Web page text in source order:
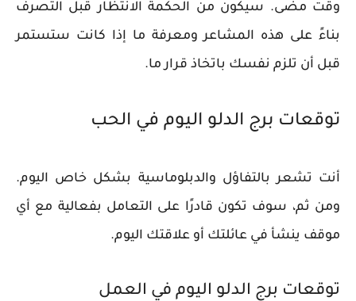
وقت مضى. سيكون من الحكمة الانتظار قبل التصرف
بناءً على هذه المشاعر ومعرفة ما إذا كانت ستستمر
قبل أن تلزم نفسك باتخاذ قرار ما.
توقعات برج الدلو اليوم في الحب
أنت تشعر بالتفاؤل والدبلوماسية بشكل خاص اليوم.
ومن ثم، سوف تكون قادرًا على التعامل بفعالية مع أي
موقف ينشأ في عائلتك أو علاقتك اليوم.
توقعات برج الدلو اليوم في العمل